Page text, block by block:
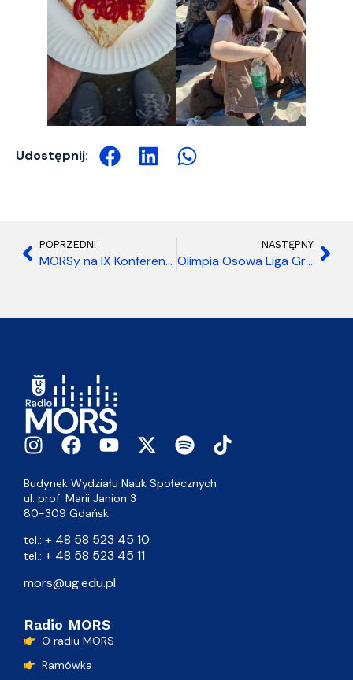
Udostępnij:
POPRZEDNI
MORSy na IX Konferencji Mediów Studenckich w Warszawie!
NASTĘPNY
Olimpia Osowa Liga Grand Prix 2026 – tenis stołowy dla amatorów
Budynek Wydziału Nauk Społecznych
ul. prof. Marii Janion 3
80-309 Gdańsk
tel.: + 48 58 523 45 10
tel.: + 48 58 523 45 11
mors@ug.edu.pl
Radio MORS
O radiu MORS
Ramówka